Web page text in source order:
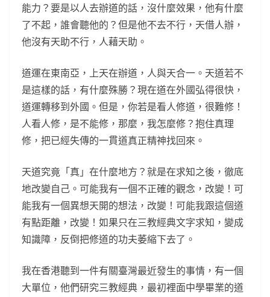
能力？要是以人去辦道的話，沒什麼效果，他有什麼
了不起，誰會聽他的？但是他不去不行，天借人辦，
他沒有天助不行，人藉天助。
道運在東南亞，上天在辦道，人與天合一。天道若不
是這樣的話，有什麼殊勝？現在道在外國弘得很快，
道運轉移到外國。但是，你若是看人修道，很難修！
人看人修，是不能修，那麼，我怎麼修？抱住真理
修，把已經失傳的一貫道真正精神找回來。
天道究竟「真」在什麼地方？就是在求知之後，徹底
地改變自己。可能我有一個不正確的觀念，改變！可
能我有一個異想天開的想法，改變！可能我跟這個道
有點距離，改變！如果只在三教經典文字求知，變成
知識障，反倒把修道的功夫萎縮下去了。
我在香港聽到一件有關臺灣最近發生的事情，有一個
大單位，他們研究三教經典，最初裡面中學畢業的道